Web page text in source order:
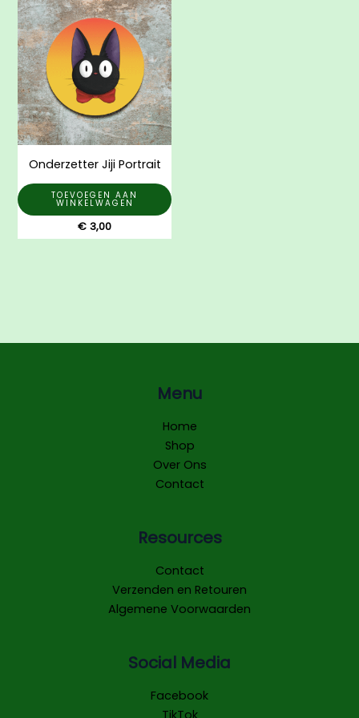
Onderzetter Jiji Portrait
TOEVOEGEN AAN
WINKELWAGEN
€ 3,00
Menu
Home
Shop
Over Ons
Contact
Resources
Contact
Verzenden en Retouren
Algemene Voorwaarden
Social Media
Facebook
TikTok